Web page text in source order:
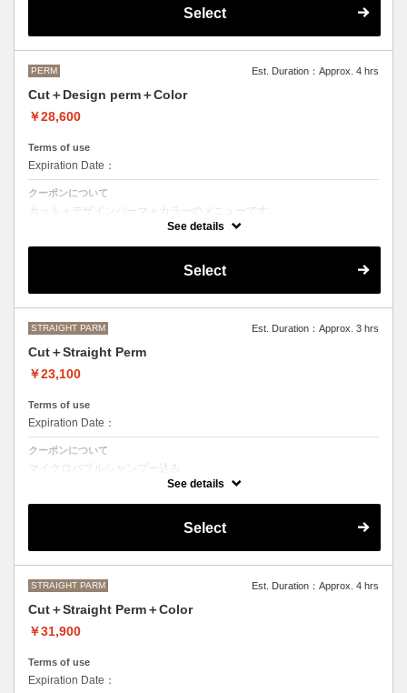
M ¥＋1100 L¥＋1650 LL¥＋2200
Select
PERM Est. Duration：Approx. 4 hrs
Cut＋Design perm＋Color
￥28,600
Terms of use
Expiration Date：
クーポンについて
カット＋デザインパーマ＋カラーのメニューです。
デザインパーマ、スパイラルパーマ、ハードパーマ、ツイストパーマな
M ¥＋1100 L¥＋1650 LL¥＋2200
See details
Select
STRAIGHT PARM Est. Duration：Approx. 3 hrs
Cut＋Straight Perm
￥23,100
Terms of use
Expiration Date：
クーポンについて
マイクロバブルシャンプー込み
カット＋ストレートパーマ、縮毛矯正、ボリュームダウン
で、ご来店いただいた際にご相談させて頂きます。
●髪の長さにより別途ロング料金を頂戴いたします。
See details
Select
STRAIGHT PARM Est. Duration：Approx. 4 hrs
Cut＋Straight Perm＋Color
￥31,900
Terms of use
Expiration Date：